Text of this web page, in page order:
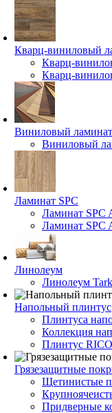
Кварц-виниловый
Кварц-
Кварц-
Виниловый
Виниловый
Ламинат SPC
Ламинат SPC
Ламинат SPC
Линолеум
Линолеум
Напольный плинтус
Плинтуса
Коллекция
Плинтус
Грязезащитные
Щетинистые
Придверные